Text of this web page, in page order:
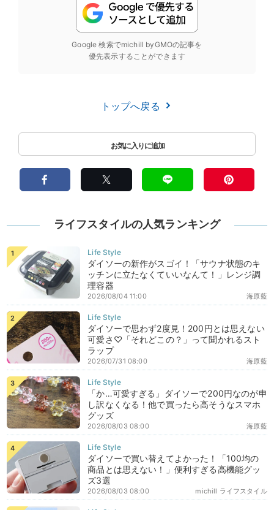
Google 検索でmichill byGMOの記事を
優先表示することができます
トップへ戻る
ライフスタイルの人気ランキング
ダイソーの新作がスゴイ！「サウナ状態のキ
ッチンに立たなくていいなんて！」レンジ調
理容器
海原藍
2026/08/04 11:00
ダイソーで思わず2度見！200円とは思えない
可愛さ♡「それどこの？」って聞かれるスト
ラップ
海原藍
2026/07/31 08:00
「か…可愛すぎる」ダイソーで200円なのが申
し訳なくなる！他で買ったら高そうなスマホ
グッズ
海原藍
2026/08/03 08:00
ダイソーで買い替えてよかった！「100均の
商品とは思えない！」便利すぎる高機能グッ
ズ3選
michill ライフスタイル
2026/08/03 08:00